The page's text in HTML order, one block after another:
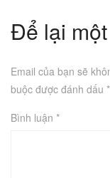
Để lại
Email của bạn sẽ
buộc được đánh dấu *
Bình luận *